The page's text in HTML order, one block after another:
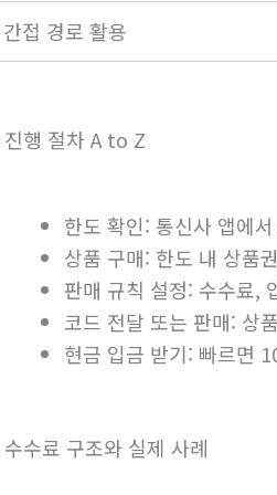
간접 경로 활용
행 절차 A to Z
한도 확인: 통신사 앱에
상품 구매: 한도 내 상품
판매 규칙 설정: 수수료,
코드 전달 또는 판매: 상
현금 입금 받기: 빠르면
수료 구조와 실제 사례